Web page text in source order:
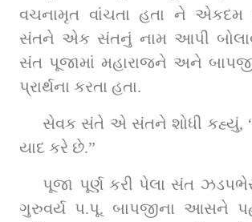
વચનામૃત વાંચતા હતા ને એકદમ
સંતને એક સંતનું નામ આપી
સંત પૂજામાં મહારાજને અને
પ્રાર્થના કરતા હતા.
સેવક સંતે એ સંતને શોધી કહ્યું,
યાદ કરે છે.”
પૂજા પૂર્ણ કરી પેલા સંત
ગુરુવર્ય પ.પૂ. બાપજીના આસને